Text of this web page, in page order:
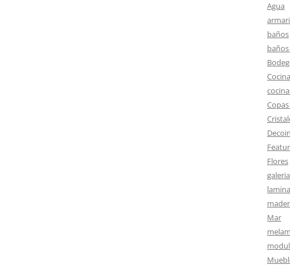
Agua
baños
Cocina
Decoin
Flores
galeria
Mar